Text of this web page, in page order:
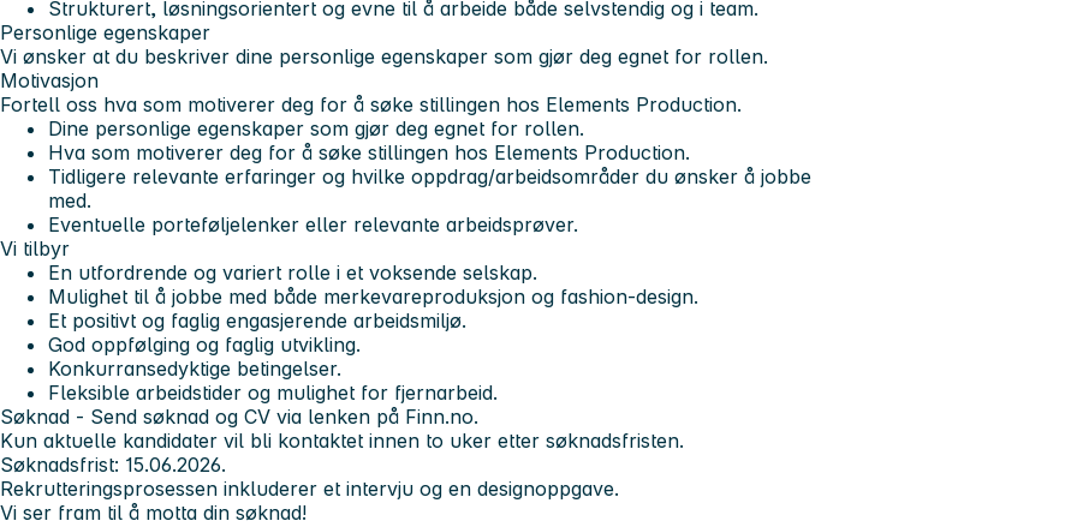
Strukturert, løsningsorientert og evne til å arbeide både selvstendig og i team.
Personlige egenskaper
Vi ønsker at du beskriver dine personlige egenskaper som gjør deg egnet for rollen.
Motivasjon
Fortell oss hva som motiverer deg for å søke stillingen hos Elements Production.
Dine personlige egenskaper som gjør deg egnet for rollen.
Hva som motiverer deg for å søke stillingen hos Elements Production.
Tidligere relevante erfaringer og hvilke oppdrag/arbeidsområder du ønsker å jobbe
med.
Eventuelle porteføljelenker eller relevante arbeidsprøver.
Vi tilbyr
En utfordrende og variert rolle i et voksende selskap.
Mulighet til å jobbe med både merkevareproduksjon og fashion-design.
Et positivt og faglig engasjerende arbeidsmiljø.
God oppfølging og faglig utvikling.
Konkurransedyktige betingelser.
Fleksible arbeidstider og mulighet for fjernarbeid.
Søknad - Send søknad og CV via lenken på Finn.no.
Kun aktuelle kandidater vil bli kontaktet innen to uker etter søknadsfristen.
Søknadsfrist: 15.06.2026.
Rekrutteringsprosessen inkluderer et intervju og en designoppgave.
Vi ser fram til å motta din søknad!